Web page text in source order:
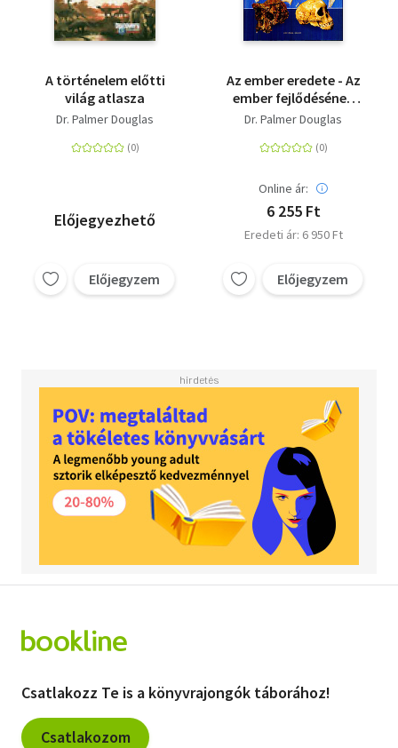
A történelem előtti
világ atlasza
Dr. Palmer Douglas
Előjegyezhető
Előjegyzem
Az ember eredete - Az
ember fejlődésének
képes története
Dr. Palmer Douglas
Online ár:
6 255 Ft
Eredeti ár: 6 950 Ft
Előjegyzem
Csatlakozz Te is a könyvrajongók táborához!
Csatlakozom